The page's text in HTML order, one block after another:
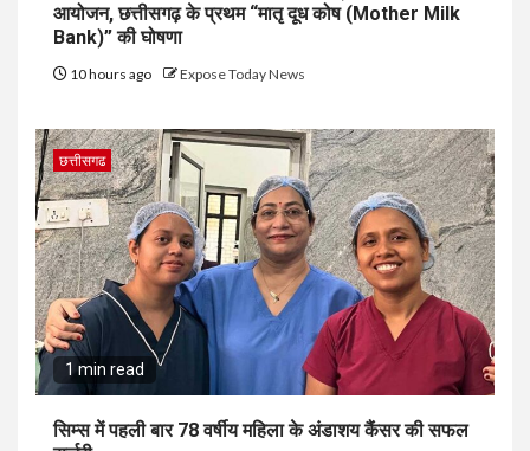
आयोजन, छत्तीसगढ़ के प्रथम “मातृ दूध कोष (Mother Milk
Bank)” की घोषणा
10 hours ago Expose Today News
छत्तीसगढ
1 min read
सिम्स में पहली बार 78 वर्षीय महिला के अंडाशय कैंसर की सफल